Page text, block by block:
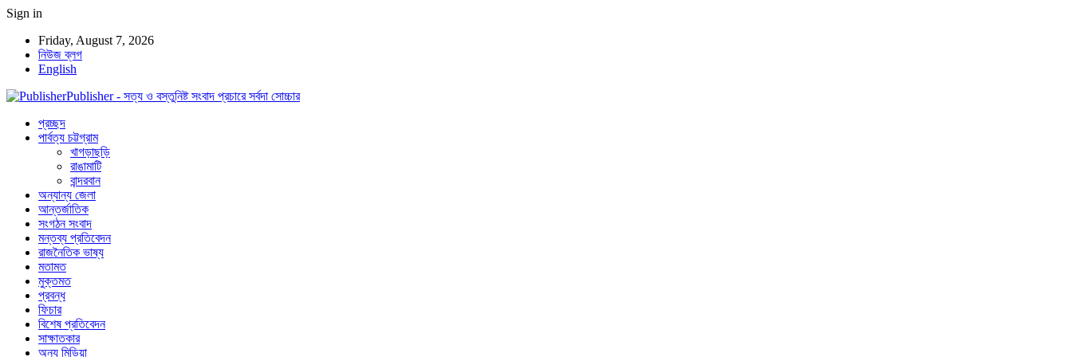
Sign in
Friday, August 7, 2026
নিউজ ব্লগ
English
Publisher - সত্য ও বস্তুনিষ্ট সংবাদ প্রচারে সর্বদা সোচ্চার
প্রচ্ছদ
পার্বত্য চট্টগ্রাম
খাগড়াছড়ি
রাঙামাটি
বান্দরবান
অন্যান্য জেলা
আন্তর্জাতিক
সংগঠন সংবাদ
মন্তব্য প্রতিবেদন
রাজনৈতিক ভাষ্য
মতামত
মুক্তমত
প্রবন্ধ
ফিচার
বিশেষ প্রতিবেদন
সাক্ষাতকার
অন্য মিডিয়া